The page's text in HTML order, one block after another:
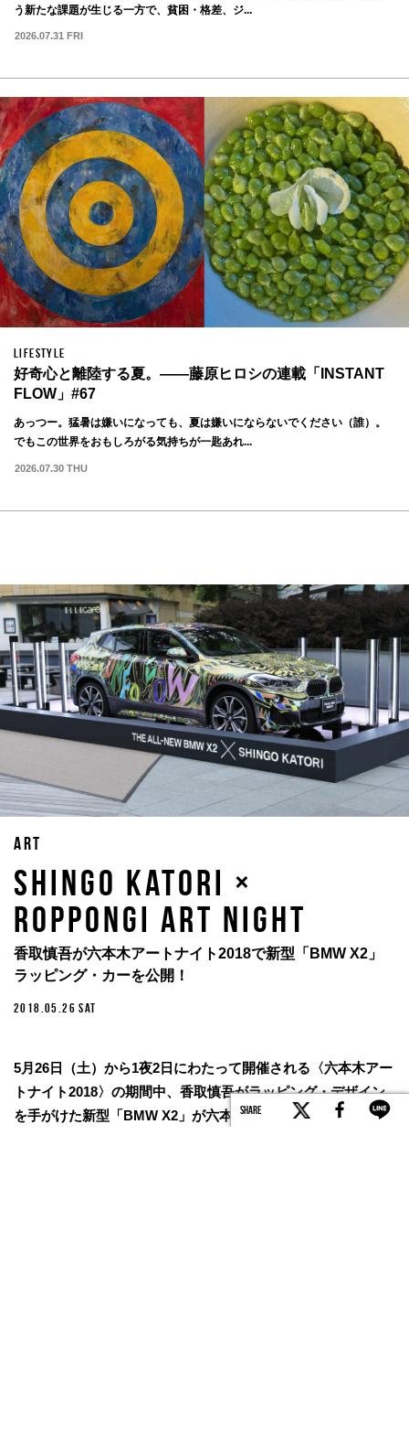
SHARE
う新たな課題が生じる一方で、貧困・格差、ジ...
2026.07.31 FRI
LIFESTYLE
好奇心と離陸する夏。——藤原ヒロシの連載「INSTANT
FLOW」#67
あっつー。猛暑は嫌いになっても、夏は嫌いにならないでください（誰）。
でもこの世界をおもしろがる気持ちが一匙あれ...
2026.07.30 THU
ART
SHINGO KATORI ×
ROPPONGI ART NIGHT
香取慎吾が六本木アートナイト2018で新型「BMW X2」
ラッピング・カーを公開！
2018.05.26 SAT
5月26日（土）から1夜2日にわたって開催される〈六本木アー
トナイト2018〉の期間中、香取慎吾がラッピング・デザイン
を手がけた新型「BMW X2」が六本木ヒルズ66プラザに登